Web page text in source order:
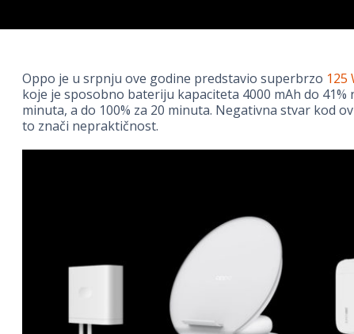
Oppo je u srpnju ove godine predstavio superbrzo 125
koje je sposobno bateriju kapaciteta 4000 mAh do 41%
minuta, a do 100% za 20 minuta. Negativna stvar kod
to znači nepraktičnost.